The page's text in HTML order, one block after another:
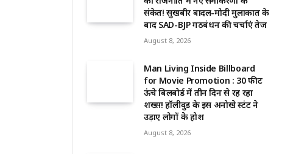
संकेत! सुखबीर बादल-मोदी मुलाकात के
बाद SAD-BJP गठबंधन की चर्चाएं तेज
August 8, 2026
Man Living Inside Billboard
for Movie Promotion : 30 फीट
ऊंचे बिलबोर्ड में तीन दिन से रह रहा
शख्स! हॉलीवुड के इस अनोखे स्टंट ने
उड़ाए लोगों के होश
August 8, 2026